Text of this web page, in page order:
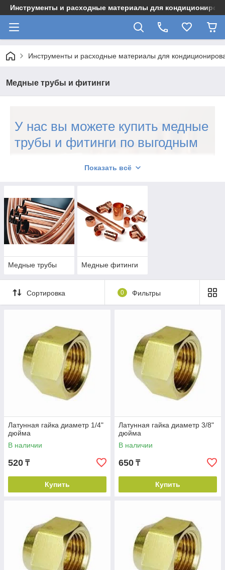
Инструменты и расходные материалы для
Инструменты и расходные материалы для
Медные трубы и фитинги
У нас вы можете купить медные
трубы и фитинги по выгодным
Наши специалисты всегда подберут для вас трубы нужного
диаметра. Также они помогут подобрать фитинги для
медных труб. В наличии есть тройники, медные отводы,
- Большой ассортимент -
В каталоге вы найдете полный перечень
типоразмеров труб, а также элементов для их
- Сертифицированные товары -
Мы предлагаем продукцию, которая сопровождается
сертификатами соответствия.
Ознакомиться с ассортиментом
Почему многие выбирают нас
Показать всё
Медные трубы Медные фитинги
Сортировка 0 Фильтры
Латунная гайка диаметр 1/4"
дюйма
В наличии
520 ₸
Купить
Латунная гайка диаметр 3/8"
дюйма
В наличии
650 ₸
Купить